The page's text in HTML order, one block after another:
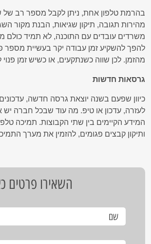
בהרמת טלפון אחת, ניתן לקבל מספר רב של
מהירות תגובה, תיקון שגיאות, הבנת מקור
משרדים עובדים עם התוכנה, לא תמיד כולם
להפך להשקיע זמן עבודה יקר בעשיית מספר
מהזמן. לכן שווה כשנתקעים, או כשיש זמן
גרסאות חדשות
כיוון שפעם בשנה יוצאת גרסה חדשה,
לעזרה, עדכון או טיפ. מה עוד שבכל חברה
המידע הקיימים בין שתי הקבוצות. תמיכה
ותיקון קבצים פגומים, להזמין את מערך
השאירו פרטים